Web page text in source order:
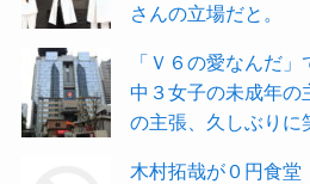
さんの立場だと。
「Ｖ６の愛なんだ
中３女子の未成年
の主張、久しぶりに
木村拓哉が０円食